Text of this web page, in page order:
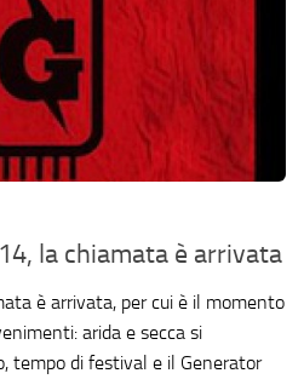
la chiamata è arrivata
è arrivata, per cui è il momento
arida e secca si
tempo di festival e il Generator